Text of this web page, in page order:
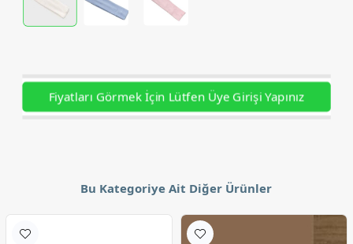
Fiyatları Görmek İçin Lütfen Üye Girişi Yapınız
Bu Kategoriye Ait Diğer Ürünler